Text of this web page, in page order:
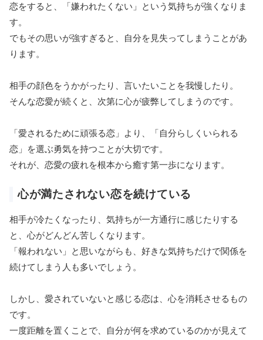
恋をすると、「嫌われたくない」という気持ちが強くなりま
す。
でもその思いが強すぎると、自分を見失ってしまうことがあ
ります。
相手の顔色をうかがったり、言いたいことを我慢したり。
そんな恋愛が続くと、次第に心が疲弊してしまうのです。
「愛されるために頑張る恋」より、「自分らしくいられる
恋」を選ぶ勇気を持つことが大切です。
それが、恋愛の疲れを根本から癒す第一歩になります。
心が満たされない恋を続けている
相手が冷たくなったり、気持ちが一方通行に感じたりする
と、心がどんどん苦しくなります。
「報われない」と思いながらも、好きな気持ちだけで関係を
続けてしまう人も多いでしょう。
しかし、愛されていないと感じる恋は、心を消耗させるもの
です。
一度距離を置くことで、自分が何を求めているのかが見えて